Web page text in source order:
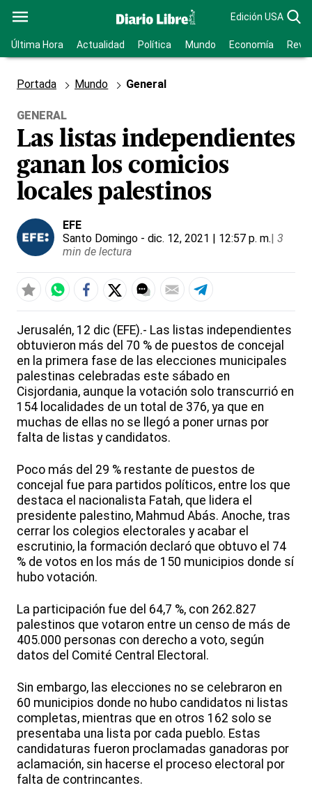
Edición USA
Última Hora Actualidad Política Mundo Economía
Portada Mundo General
GENERAL
Las listas independientes
ganan los comicios
locales palestinos
EFE
Santo Domingo - dic. 12, 2021 | 12:57 p. m.| 3
min de lectura
Jerusalén, 12 dic (EFE).- Las listas independientes
obtuvieron más del 70 % de puestos de concejal
en la primera fase de las elecciones municipales
palestinas celebradas este sábado en
Cisjordania, aunque la votación solo transcurrió en
154 localidades de un total de 376, ya que en
muchas de ellas no se llegó a poner urnas por
falta de listas y candidatos.
Poco más del 29 % restante de puestos de
concejal fue para partidos políticos, entre los que
destaca el nacionalista Fatah, que lidera el
presidente palestino, Mahmud Abás. Anoche, tras
cerrar los colegios electorales y acabar el
escrutinio, la formación declaró que obtuvo el 74
% de votos en los más de 150 municipios donde sí
hubo votación.
La participación fue del 64,7 %, con 262.827
palestinos que votaron entre un censo de más de
405.000 personas con derecho a voto, según
datos del Comité Central Electoral.
Sin embargo, las elecciones no se celebraron en
60 municipios donde no hubo candidatos ni listas
completas, mientras que en otros 162 solo se
presentaba una lista por cada pueblo. Estas
candidaturas fueron proclamadas ganadoras por
aclamación, sin hacerse el proceso electoral por
falta de contrincantes.